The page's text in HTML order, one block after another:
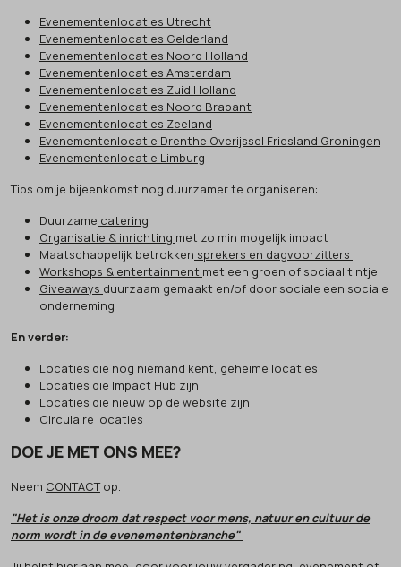
Evenementenlocaties Utrecht
Evenementenlocaties Gelderland
Evenementenlocaties Noord Holland
Evenementenlocaties Amsterdam
Evenementenlocaties Zuid Holland
Evenementenlocaties Noord Brabant
Evenementenlocaties Zeeland
Evenementenlocatie Drenthe Overijssel Friesland Groningen
Evenementenlocatie Limburg
Tips om je bijeenkomst nog duurzamer te organiseren:
Duurzame catering
Organisatie & inrichting met zo min mogelijk impact
Maatschappelijk betrokken sprekers en dagvoorzitters
Workshops & entertainment met een groen of sociaal tintje
Giveaways duurzaam gemaakt en/of door sociale een sociale
onderneming
En verder:
Locaties die nog niemand kent, geheime locaties
Locaties die Impact Hub zijn
Locaties die nieuw op de website zijn
Circulaire locaties
DOE JE MET ONS MEE?
Neem CONTACTop.
"Het is onze droom dat respect voor mens, natuur en cultuur de
norm wordt in de evenementenbranche"